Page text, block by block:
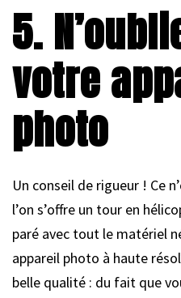
5.
votre
photo
Un conseil de rigueur ! Ce
l’on s’offre un tour en
paré avec tout le matériel
appareil photo à haute
belle qualité : du fait que